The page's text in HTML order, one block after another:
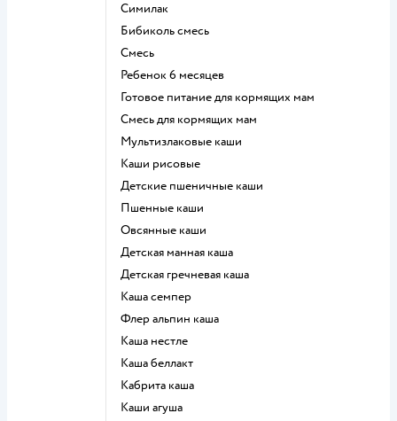
симилак
бибиколь смесь
смесь
ребенок 6 месяцев
готовое питание для кормящих мам
смесь для кормящих мам
Мультизлаковые каши
Каши рисовые
Детские пшеничные каши
Пшенные каши
овсянные каши
детская манная каша
детская гречневая каша
каша семпер
флер альпин каша
каша нестле
каша беллакт
кабрита каша
каши агуша